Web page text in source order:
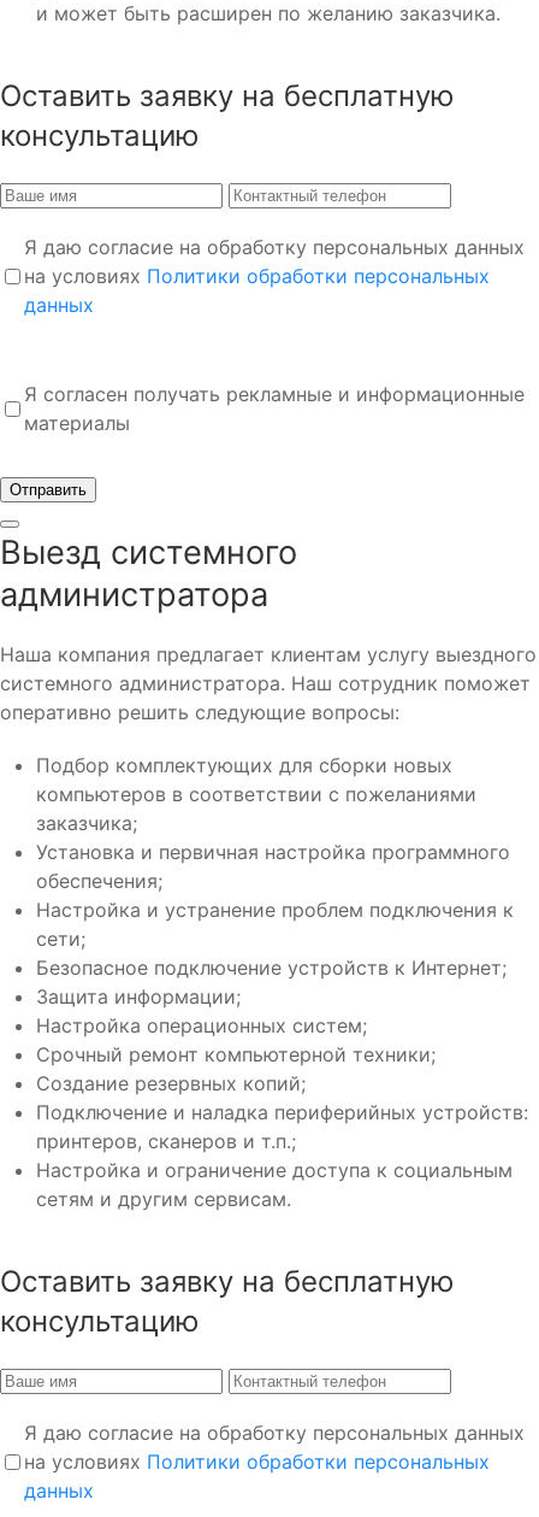
и может быть расширен по желанию заказчика.
Оставить заявку на бесплатную
консультацию
Я даю согласие на обработку персональных данных
на условиях Политики обработки персональных
данных
Я согласен получать рекламные и информационные
материалы
Отправить
Выезд системного
администратора
Наша компания предлагает клиентам услугу выездного
системного администратора. Наш сотрудник поможет
оперативно решить следующие вопросы:
Подбор комплектующих для сборки новых
компьютеров в соответствии с пожеланиями
заказчика;
Установка и первичная настройка программного
обеспечения;
Настройка и устранение проблем подключения к
сети;
Безопасное подключение устройств к Интернет;
Защита информации;
Настройка операционных систем;
Срочный ремонт компьютерной техники;
Создание резервных копий;
Подключение и наладка периферийных устройств:
принтеров, сканеров и т.п.;
Настройка и ограничение доступа к социальным
сетям и другим сервисам.
Оставить заявку на бесплатную
консультацию
Я даю согласие на обработку персональных данных
на условиях Политики обработки персональных
данных